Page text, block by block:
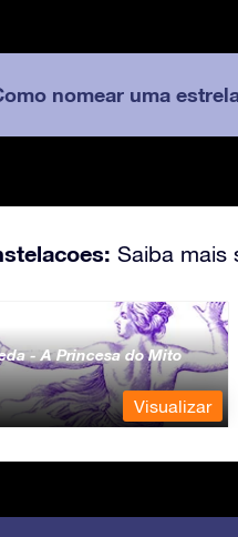
nomear uma
Saiba mais
- A Princesa do Mito
Visualizar